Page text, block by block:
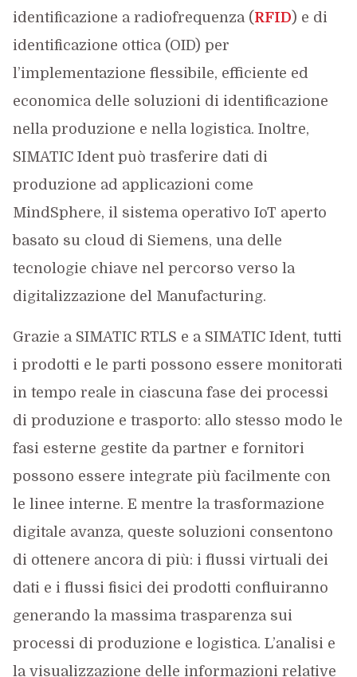
identificazione a radiofrequenza (RFID) e di
identificazione ottica (OID) per
l’implementazione flessibile, efficiente ed
economica delle soluzioni di identificazione
nella produzione e nella logistica. Inoltre,
SIMATIC Ident può trasferire dati di
produzione ad applicazioni come
MindSphere, il sistema operativo IoT aperto
basato su cloud di Siemens, una delle
tecnologie chiave nel percorso verso la
digitalizzazione del Manufacturing.
Grazie a SIMATIC RTLS e a SIMATIC Ident, tutti
i prodotti e le parti possono essere monitorati
in tempo reale in ciascuna fase dei processi
di produzione e trasporto: allo stesso modo le
fasi esterne gestite da partner e fornitori
possono essere integrate più facilmente con
le linee interne. E mentre la trasformazione
digitale avanza, queste soluzioni consentono
di ottenere ancora di più: i flussi virtuali dei
dati e i flussi fisici dei prodotti confluiranno
generando la massima trasparenza sui
processi di produzione e logistica. L’analisi e
la visualizzazione delle informazioni relative